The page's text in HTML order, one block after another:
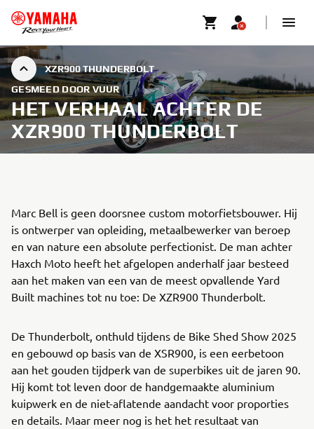
XZR900 THUNDERBOLT
GESMEED DOOR VUUR
HET VERHAAL ACHTER DE
XZR900 THUNDERBOLT
Marc Bell is geen doorsnee custom motorfietsbouwer. Hij
is ontwerper van opleiding, metaalbewerker van beroep
en van nature een absolute perfectionist. De man achter
Haxch Moto heeft het afgelopen anderhalf jaar besteed
aan het maken van een van de meest opvallende Yard
Built machines tot nu toe: De XZR900 Thunderbolt.
De Thunderbolt, onthuld tijdens de Bike Shed Show 2025
en gebouwd op basis van de XSR900, is een eerbetoon
aan het gouden tijdperk van de superbikes uit de jaren 90.
Hij komt tot leven door de handgemaakte aluminium
kuipwerk en de niet-aflatende aandacht voor proporties
en details. Maar meer nog is het het resultaat van